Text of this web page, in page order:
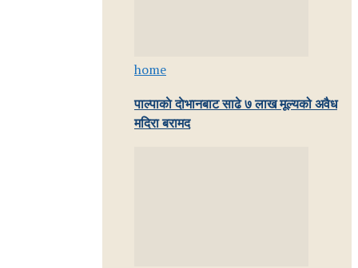
home
पाल्पाकाे दाेभानबाट साढे ७ लाख मूल्यको अवैध
मदिरा बरामद